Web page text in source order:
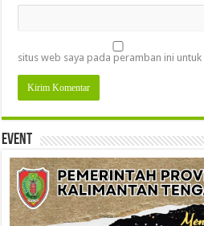
situs web saya pada peramban ini
Event